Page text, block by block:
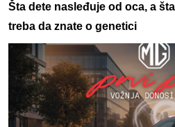
Šta dete nasleđuje od oca, a
treba da znate o genetici